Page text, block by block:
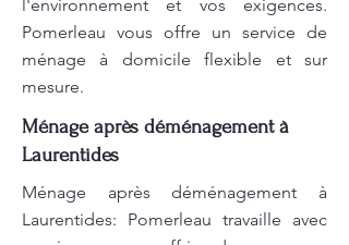
l'environnement et vos exigences.
Pomerleau vous offre un service de
ménage à domicile flexible et sur
mesure.
Ménage après déménagement à
Laurentides
Ménage après déménagement à
Laurentides: Pomerleau travaille avec